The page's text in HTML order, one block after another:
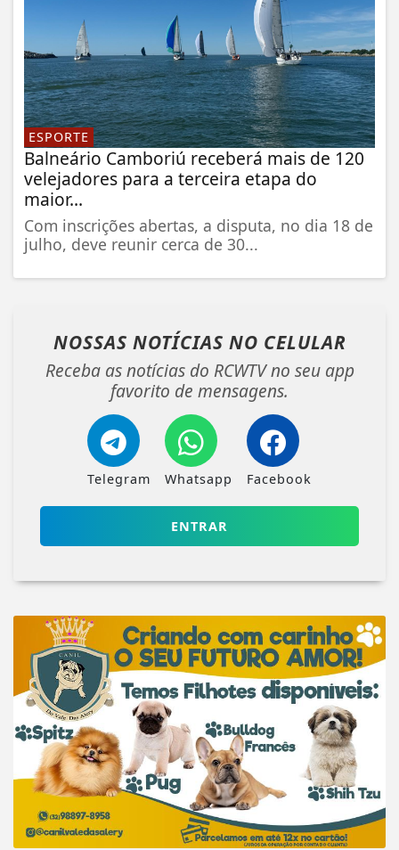
ESPORTE
Balneário Camboriú receberá mais de 120
velejadores para a terceira etapa do
maior...
Com inscrições abertas, a disputa, no dia 18 de
julho, deve reunir cerca de 30...
NOSSAS NOTÍCIAS NO CELULAR
Receba as notícias do RCWTV no seu app
favorito de mensagens.
Telegram Whatsapp Facebook
ENTRAR